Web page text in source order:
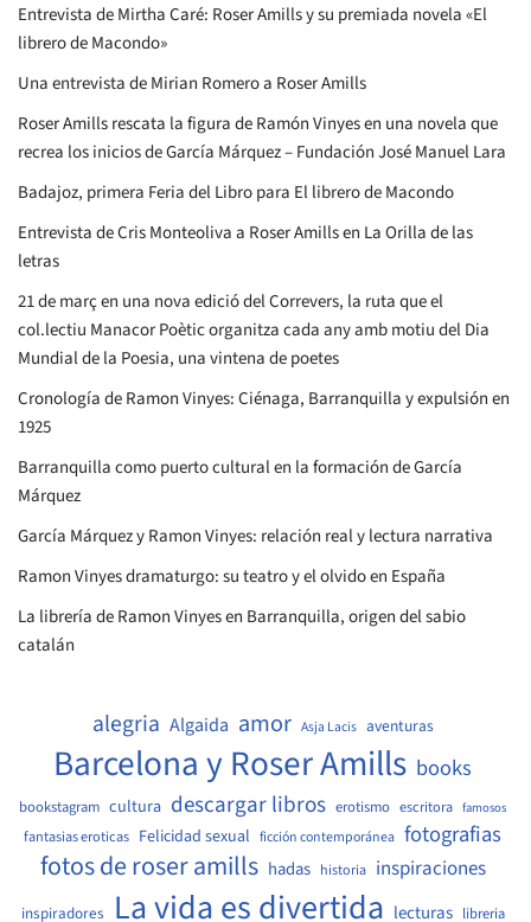
Entrevista de Mirtha Caré: Roser Amills y su premiada novela «El
librero de Macondo»
Una entrevista de Mirian Romero a Roser Amills
Roser Amills rescata la figura de Ramón Vinyes en una novela que
recrea los inicios de García Márquez – Fundación José Manuel Lara
Badajoz, primera Feria del Libro para El librero de Macondo
Entrevista de Cris Monteoliva a Roser Amills en La Orilla de las
letras
21 de març en una nova edició del Correvers, la ruta que el
col.lectiu Manacor Poètic organitza cada any amb motiu del Dia
Mundial de la Poesia, una vintena de poetes
Cronología de Ramon Vinyes: Ciénaga, Barranquilla y expulsión en
1925
Barranquilla como puerto cultural en la formación de García
Márquez
García Márquez y Ramon Vinyes: relación real y lectura narrativa
Ramon Vinyes dramaturgo: su teatro y el olvido en España
La librería de Ramon Vinyes en Barranquilla, origen del sabio
catalán
alegria Algaida amor Asja Lacis aventuras
Barcelona y Roser Amills books
bookstagram cultura descargar libros erotismo escritora famosos
fantasias eroticas Felicidad sexual ficción contemporánea fotografias
fotos de roser amills hadas historia inspiraciones
inspiradores La vida es divertida lecturas libreria